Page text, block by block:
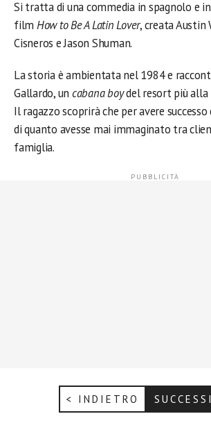
Si tratta di una commedia in spagnolo e
film How to Be A Latin Lover, creata Austin
Cisneros e Jason Shuman.
La storia è ambientata nel 1984 e
Gallardo, un cabana boydel resort più alla
Il ragazzo scoprirà che per avere
di quanto avesse mai immaginato tra
famiglia.
< INDIETRO